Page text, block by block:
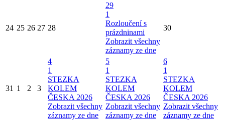
24 25 26 27 28
29
1
Rozloučení s
prázdninami
Zobrazit všechny
záznamy ze dne
30
31 1 2 3
4
1
STEZKA
KOLEM
ČESKA 2026
Zobrazit všechny
záznamy ze dne
5
1
STEZKA
KOLEM
ČESKA 2026
Zobrazit všechny
záznamy ze dne
6
1
STEZKA
KOLEM
ČESKA 2026
Zobrazit všechny
záznamy ze dne